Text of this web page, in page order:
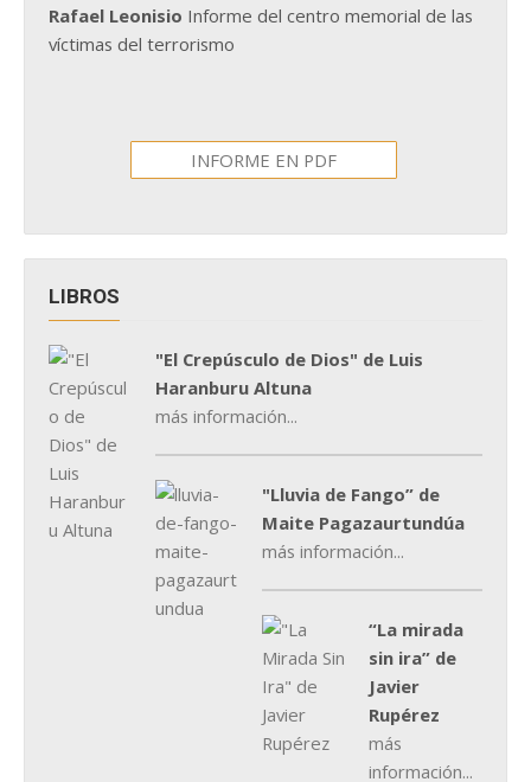
Rafael Leonisio Informe del centro memorial de las
víctimas del terrorismo
INFORME EN PDF
LIBROS
"El Crepúsculo de Dios" de Luis
Haranburu Altuna
más información...
"Lluvia de Fango” de
Maite Pagazaurtundúa
más información...
“La mirada
sin ira” de
Javier
Rupérez
más
información...